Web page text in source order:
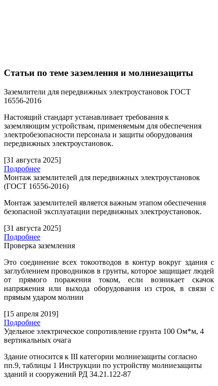
Статьи по теме заземления и молниезащиты
Заземлители для передвижных электроустановок ГОСТ
16556-2016
Настоящий стандарт устанавливает требования к
заземляющим устройствам, применяемым для обеспечения
электробезопасности персонала и защиты оборудования
передвижных электроустановок.
[31 августа 2025]
Подробнее
Монтаж заземлителей для передвижных электроустановок
(ГОСТ 16556-2016)
Монтаж заземлителей является важным этапом обеспечения
безопасной эксплуатации передвижных электроустановок.
[31 августа 2025]
Подробнее
Проверка заземления
Это соединение всех токоотводов в контур вокруг здания с
заглублением проводников в грунты, которое защищает людей
от прямого поражения током, если возникает скачок
напряжения или выхода оборудования из строя, в связи с
прямым ударом молнии
[15 апреля 2019]
Подробнее
Удельное электрическое сопротивление грунта 100 Ом*м, 4
вертикальных очага
Здание относится к III категории молниезащиты согласно
пп.9, таблицы 1 Инструкции по устройству молниезащиты
зданий и сооружений РД 34.21.122-87